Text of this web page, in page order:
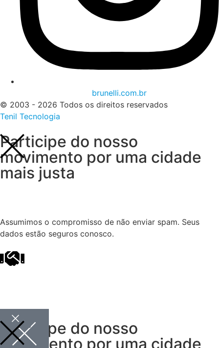
brunelli.com.br
© 2003 - 2026 Todos os direitos reservados
Tenil Tecnologia
Participe do nosso
movimento por uma cidade
mais justa
Assumimos o compromisso de não enviar spam. Seus
dados estão seguros conosco.
Participe do nosso
movimento por uma cidade